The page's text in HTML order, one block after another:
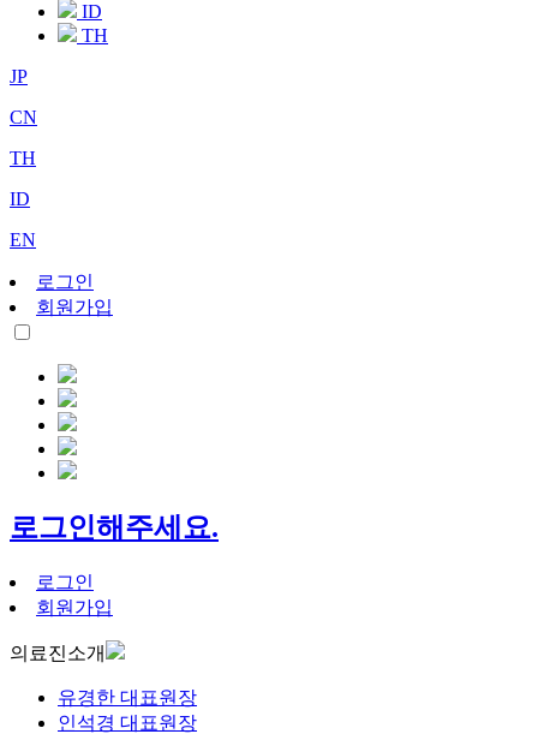
ID
TH
JP
CN
TH
ID
EN
로그인
회원가입
로그인해주세요.
로그인
회원가입
의료진소개
유경한 대표원장
인석경 대표원장